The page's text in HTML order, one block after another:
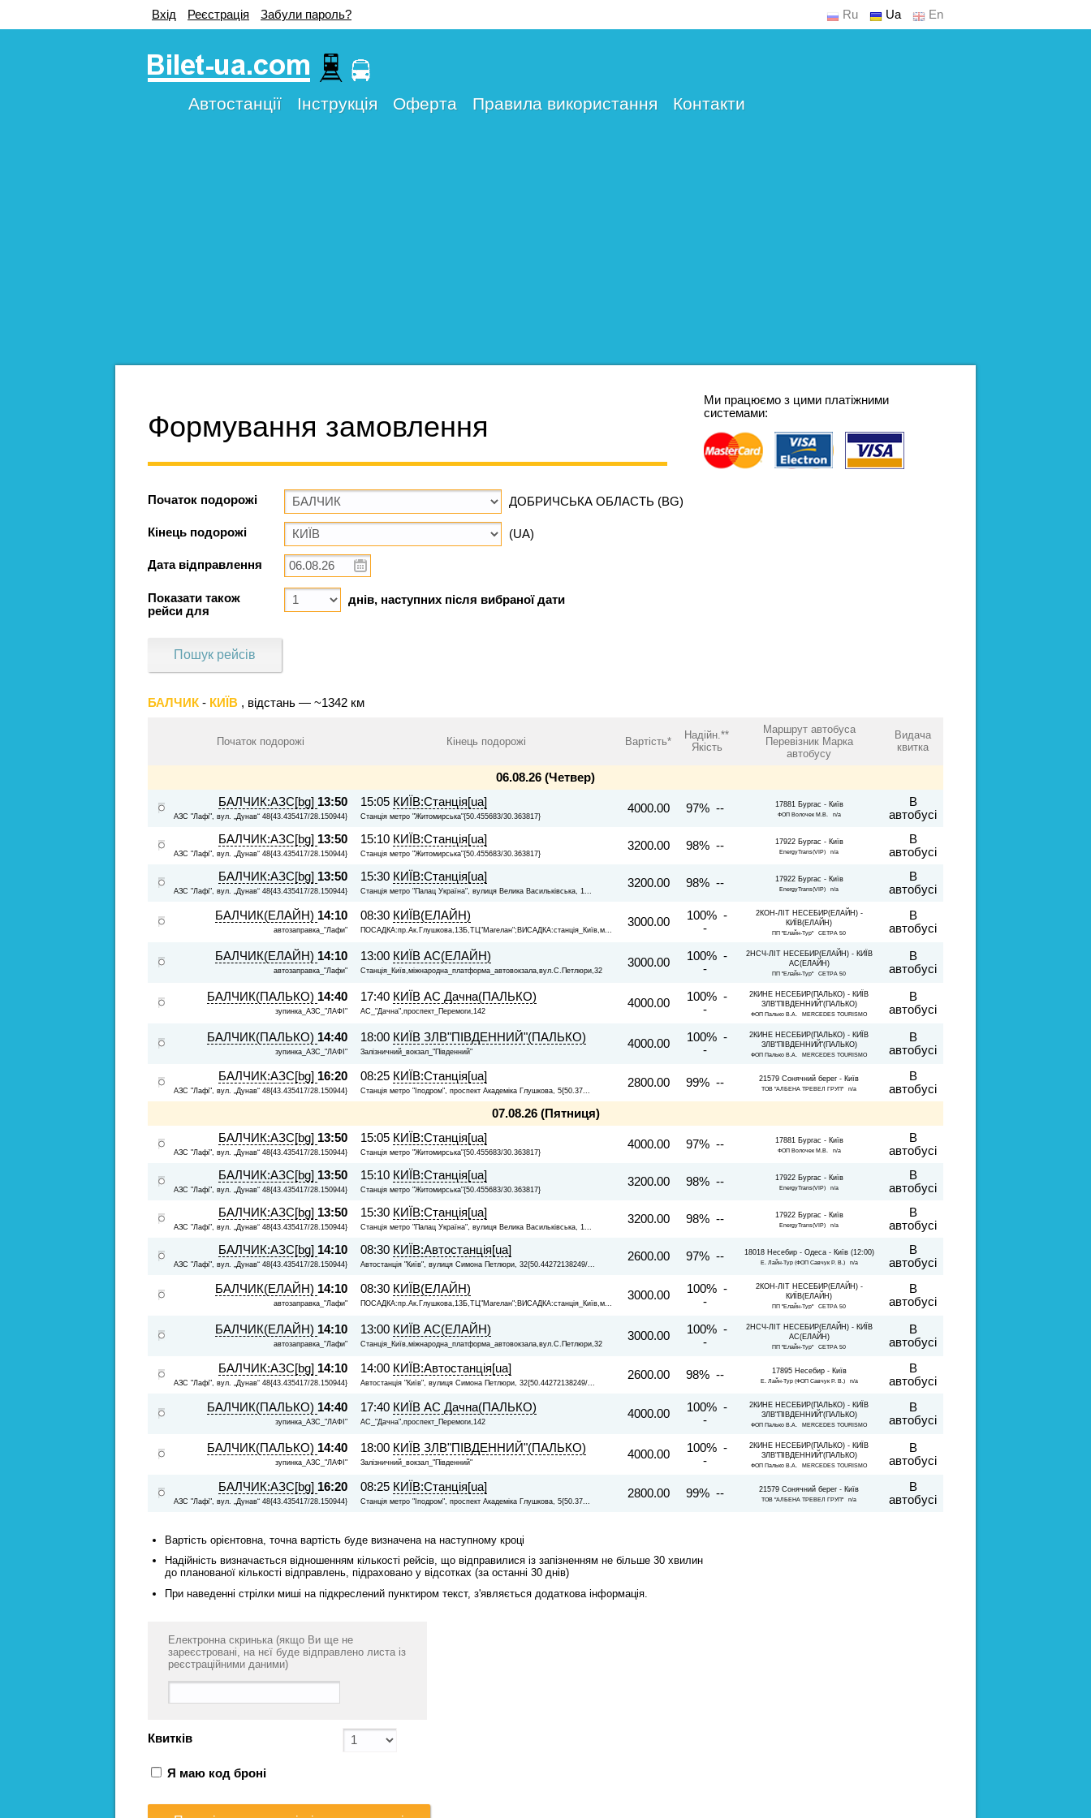
Вхід Реєстрація Забули пароль? Ru Ua En
Автостанції Інструкція Оферта Правила використання Контакти
Ми працюємо з цими платіжними
системами:
Формування замовлення
Початок подорожі ДОБРИЧСЬКА ОБЛАСТЬ (BG)
Кінець подорожі (UA)
Дата відправлення
Показати також
рейси для
днів, наступних після вибраної дати
Пошук рейсів
БАЛЧИК - КИЇВ , відстань — ~1342 км
Початок подорожі Кінець подорожі Вартість*
Надійн.**
Якість
Маршрут автобуса
Перевізник Марка
автобусу
Видача
квитка
06.08.26 (Четвер)
БАЛЧИК:АЗС[bg] 13:50
АЗС "Лафі", вул. „Дунав“ 48{43.435417/28.150944}
15:05 КИЇВ:Станція[ua]
Станція метро "Житомирська"{50.455683/30.363817}
4000.00 97% -- 17881 Бургас - Київ
ФОП Волочек М.В. n/a
В
автобусі
БАЛЧИК:АЗС[bg] 13:50
АЗС "Лафі", вул. „Дунав“ 48{43.435417/28.150944}
15:10 КИЇВ:Станція[ua]
Станція метро "Житомирська"{50.455683/30.363817}
3200.00 98% -- 17922 Бургас - Київ
EnergyTrans(VIP) n/a
В
автобусі
БАЛЧИК:АЗС[bg] 13:50
АЗС "Лафі", вул. „Дунав“ 48{43.435417/28.150944}
15:30 КИЇВ:Станція[ua]
Станція метро "Палац Україна", вулиця Велика Васильківська, 1...
3200.00 98% -- 17922 Бургас - Київ
EnergyTrans(VIP) n/a
В
автобусі
БАЛЧИК(ЕЛАЙН) 14:10
автозаправка_"Лафи"
08:30 КИЇВ(ЕЛАЙН)
ПОСАДКА:пр.Ак.Глушкова,13Б,ТЦ"Магелан";ВИСАДКА:станція_Київ,м...
3000.00
100% -
-
2КОН-ЛІТ НЕСЕБИР(ЕЛАЙН) -
КИЇВ(ЕЛАЙН)
ПП "Елайн-Тур" СЕТРА 50
В
автобусі
БАЛЧИК(ЕЛАЙН) 14:10
автозаправка_"Лафи"
13:00 КИЇВ АС(ЕЛАЙН)
Станція_Київ,міжнародна_платформа_автовокзала,вул.С.Петлюри,32
3000.00
100% -
-
2НСЧ-ЛІТ НЕСЕБИР(ЕЛАЙН) - КИЇВ
АС(ЕЛАЙН)
ПП "Елайн-Тур" СЕТРА 50
В
автобусі
БАЛЧИК(ПАЛЬКО) 14:40
зупинка_АЗС_"ЛАФІ"
17:40 КИЇВ АС Дачна(ПАЛЬКО)
АС_"Дачна",проспект_Перемоги,142
4000.00
100% -
-
2КИНЕ НЕСЕБИР(ПАЛЬКО) - КИЇВ
ЗЛВ"ПІВДЕННИЙ"(ПАЛЬКО)
ФОП Палько В.А. MERCEDES TOURISMO
В
автобусі
БАЛЧИК(ПАЛЬКО) 14:40
зупинка_АЗС_"ЛАФІ"
18:00 КИЇВ ЗЛВ"ПІВДЕННИЙ"(ПАЛЬКО)
Залізничний_вокзал_"Південний"
4000.00
100% -
-
2КИНЕ НЕСЕБИР(ПАЛЬКО) - КИЇВ
ЗЛВ"ПІВДЕННИЙ"(ПАЛЬКО)
ФОП Палько В.А. MERCEDES TOURISMO
В
автобусі
БАЛЧИК:АЗС[bg] 16:20
АЗС "Лафі", вул. „Дунав“ 48{43.435417/28.150944}
08:25 КИЇВ:Станція[ua]
Станція метро "Іподром", проспект Академіка Глушкова, 5{50.37...
2800.00 99% -- 21579 Сонячний берег - Київ
ТОВ "АЛБЕНА ТРЕВЕЛ ГРУП" n/a
В
автобусі
07.08.26 (Пятниця)
БАЛЧИК:АЗС[bg] 13:50
АЗС "Лафі", вул. „Дунав“ 48{43.435417/28.150944}
15:05 КИЇВ:Станція[ua]
Станція метро "Житомирська"{50.455683/30.363817}
4000.00 97% -- 17881 Бургас - Київ
ФОП Волочек М.В. n/a
В
автобусі
БАЛЧИК:АЗС[bg] 13:50
АЗС "Лафі", вул. „Дунав“ 48{43.435417/28.150944}
15:10 КИЇВ:Станція[ua]
Станція метро "Житомирська"{50.455683/30.363817}
3200.00 98% -- 17922 Бургас - Київ
EnergyTrans(VIP) n/a
В
автобусі
БАЛЧИК:АЗС[bg] 13:50
АЗС "Лафі", вул. „Дунав“ 48{43.435417/28.150944}
15:30 КИЇВ:Станція[ua]
Станція метро "Палац Україна", вулиця Велика Васильківська, 1...
3200.00 98% -- 17922 Бургас - Київ
EnergyTrans(VIP) n/a
В
автобусі
БАЛЧИК:АЗС[bg] 14:10
АЗС "Лафі", вул. „Дунав“ 48{43.435417/28.150944}
08:30 КИЇВ:Автостанція[ua]
Автостанція "Київ", вулиця Симона Петлюри, 32{50.44272138249/...
2600.00 97% -- 18018 Несебир - Одеса - Київ (12:00)
Е. Лайн-Тур (ФОП Савчук Р. В.) n/a
В
автобусі
БАЛЧИК(ЕЛАЙН) 14:10
автозаправка_"Лафи"
08:30 КИЇВ(ЕЛАЙН)
ПОСАДКА:пр.Ак.Глушкова,13Б,ТЦ"Магелан";ВИСАДКА:станція_Київ,м...
3000.00
100% -
-
2КОН-ЛІТ НЕСЕБИР(ЕЛАЙН) -
КИЇВ(ЕЛАЙН)
ПП "Елайн-Тур" СЕТРА 50
В
автобусі
БАЛЧИК(ЕЛАЙН) 14:10
автозаправка_"Лафи"
13:00 КИЇВ АС(ЕЛАЙН)
Станція_Київ,міжнародна_платформа_автовокзала,вул.С.Петлюри,32
3000.00
100% -
-
2НСЧ-ЛІТ НЕСЕБИР(ЕЛАЙН) - КИЇВ
АС(ЕЛАЙН)
ПП "Елайн-Тур" СЕТРА 50
В
автобусі
БАЛЧИК:АЗС[bg] 14:10
АЗС "Лафі", вул. „Дунав“ 48{43.435417/28.150944}
14:00 КИЇВ:Автостанція[ua]
Автостанція "Київ", вулиця Симона Петлюри, 32{50.44272138249/...
2600.00 98% -- 17895 Несебир - Київ
Е. Лайн-Тур (ФОП Савчук Р. В.) n/a
В
автобусі
БАЛЧИК(ПАЛЬКО) 14:40
зупинка_АЗС_"ЛАФІ"
17:40 КИЇВ АС Дачна(ПАЛЬКО)
АС_"Дачна",проспект_Перемоги,142
4000.00
100% -
-
2КИНЕ НЕСЕБИР(ПАЛЬКО) - КИЇВ
ЗЛВ"ПІВДЕННИЙ"(ПАЛЬКО)
ФОП Палько В.А. MERCEDES TOURISMO
В
автобусі
БАЛЧИК(ПАЛЬКО) 14:40
зупинка_АЗС_"ЛАФІ"
18:00 КИЇВ ЗЛВ"ПІВДЕННИЙ"(ПАЛЬКО)
Залізничний_вокзал_"Південний"
4000.00
100% -
-
2КИНЕ НЕСЕБИР(ПАЛЬКО) - КИЇВ
ЗЛВ"ПІВДЕННИЙ"(ПАЛЬКО)
ФОП Палько В.А. MERCEDES TOURISMO
В
автобусі
БАЛЧИК:АЗС[bg] 16:20
АЗС "Лафі", вул. „Дунав“ 48{43.435417/28.150944}
08:25 КИЇВ:Станція[ua]
Станція метро "Іподром", проспект Академіка Глушкова, 5{50.37...
2800.00 99% -- 21579 Сонячний берег - Київ
ТОВ "АЛБЕНА ТРЕВЕЛ ГРУП" n/a
В
автобусі
Вартість орієнтовна, точна вартість буде визначена на наступному кроці
Надійність визначається відношенням кількості рейсів, що відправилися із запізненням не більше 30 хвилин
до планованої кількості відправлень, підраховано у відсотках (за останні 30 днів)
При наведенні стрілки миші на підкреслений пунктиром текст, з'являється додаткова інформація.
Електронна скринька (якщо Ви ще не
зареєстровані, на нєї буде відправлено листа із
реєстраційними даними)
Квитків
Я маю код броні